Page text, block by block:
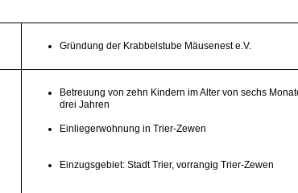
Gründung der Krabbelstube Mäusenest e.V.
Betreuung von zehn Kindern im Alter von sechs
drei Jahren
Einliegerwohnung in Trier-Zewen
Einzugsgebiet: Stadt Trier, vorrangig Trier-Zewen